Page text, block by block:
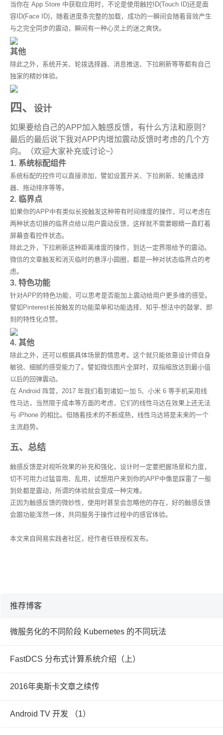
当你在 App Store 中获取应用时，不论是使用触控ID(Touch ID)还是面
容ID(Face ID)，随着进度条完整的加载，成功的一瞬间会随着音效产生
与之完全同步的震动，瞬间有一种心灵上的迷之爽快。
其他
除此之外，系统开关、轮拨选择器、消息推送、下拉刷新等等都有自己
独家的精妙体验。
四、 设计
如果要给自己的APP加入触感反馈，有什么方法和原则？
最后的最后说下我对APP内增加震动反馈时考虑的几个方
向。（欢迎大家补充或讨论~）
1. 系统标配组件
系统标配的控件可以直接添加，譬如设置开关、下拉刷新、轮播选择
器、拖动排序等等。
2. 临界点
如果你的APP中有类似长按触发这种带有时间维度的操作，可以考虑在
两种状态切换的临界点给以用户震动反馈，这样就不需要眼睛一直盯着
屏幕查看控件状态。
除此之外，下拉刷新这种距离维度的操作，到达一定界限给予的震动。
微信的文章触发和消灭临时的悬浮小圆圈，都是一种对状态临界点的考
虑。
3. 特色功能
针对APP的特色功能，可以思考是否能加上震动给用户更多维的感受。
譬如Pinterest长按触发的功能菜单和功能选择、知乎-想法中的鼓掌、即
刻的特性化点赞。
4. 其他
除此之外，还可以根据具体场景酌情思考。这个就只能依靠设计师自身
敏锐、细腻的感受能力了。譬如微信图片全屏时，双指缩放达到最小值
以后的回弹震动。
在 Android 阵营，2017 年我们看到诸如一加 5、小米 6 等手机采用线
性马达，当然限于成本等方面的考虑，它们的线性马达在效果上还无法
与 iPhone 的相比。但随着技术的不断成熟，线性马达将是未来的一个
主流趋势。
五、总结
触感反馈是对视听效果的补充和强化，设计时一定要把握场景和力度，
切不可用力过猛冒用、乱用，试想用户来到你的APP中像是踩雷了一般
到处都是震动，所谓的体验就会变成一种灾难。
正因为触感反馈的微妙性，使用时甚至会忽略他的存在，好的触感反馈
会跟功能浑然一体，共同服务于操作过程中的感官体验。
本文来自网易实践者社区，经作者任轶授权发布。
推荐博客
微服务化的不同阶段 Kubernetes 的不同玩法
FastDCS 分布式计算系统介绍（上）
2016年奥斯卡文章之续传
Android TV 开发 （1）